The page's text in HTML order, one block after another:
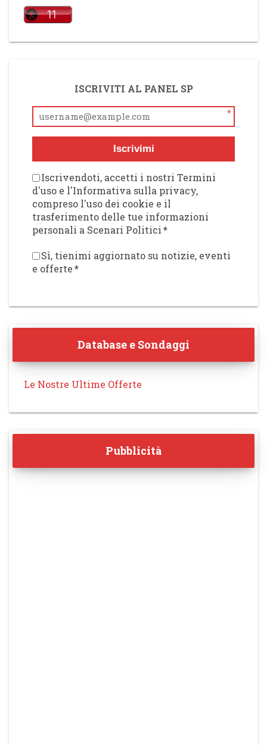
ISCRIVITI AL PANEL SP
*
Iscrivimi
Iscrivendoti, accetti i nostri Termini
d'uso e l'Informativa sulla privacy,
compreso l'uso dei cookie e il
trasferimento delle tue informazioni
personali a Scenari Politici*
Sì, tienimi aggiornato su notizie, eventi
e offerte*
Database e Sondaggi
Le Nostre Ultime Offerte
Pubblicità